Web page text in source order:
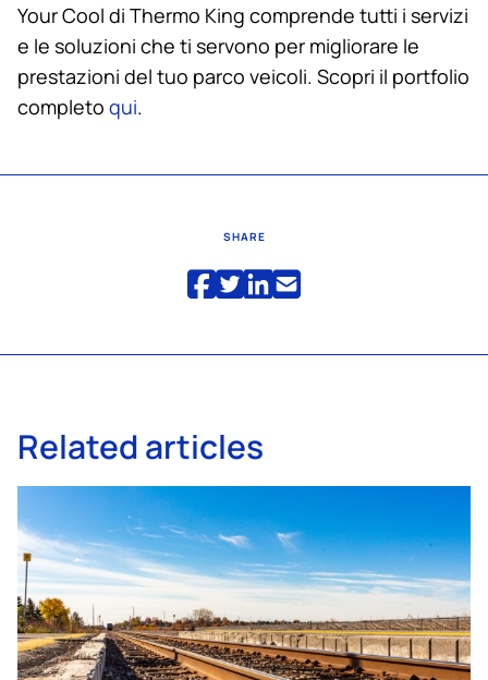
Your Cool di Thermo King comprende tutti i servizi
e le soluzioni che ti servono per migliorare le
prestazioni del tuo parco veicoli. Scopri il portfolio
completo qui.
SHARE
Related articles